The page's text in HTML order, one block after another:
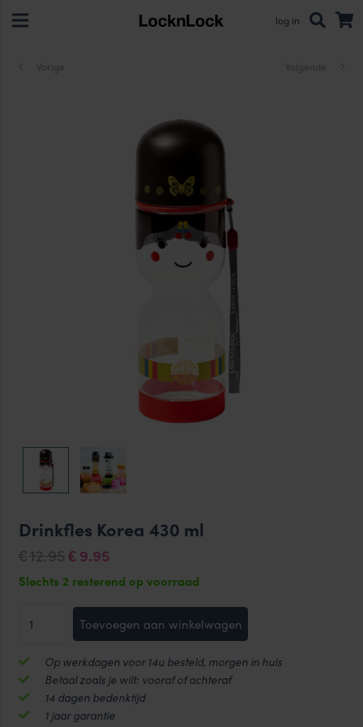
log in
Vorige Volgende
Drinkfles Korea 430 ml
€12.95Oorspronkelijke
prijs
€12.95.
€ 9.95Huidige
prijs
Slechts 2 resterend op voorraad
Korea
430
ml
aantal
Toevoegen aan winkelwagen
Op werkdagen voor 14u besteld, morgen in huis
Betaal zoals je wilt: vooraf of achteraf
14 dagen bedenktijd
1 jaar garantie